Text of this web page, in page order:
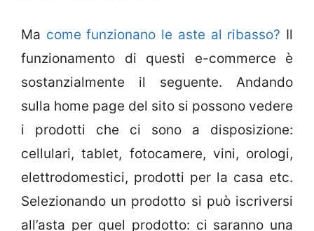
Ma come funzionano le aste al ribasso? Il
funzionamento di questi e-commerce è
sostanzialmente il seguente. Andando
sulla home page del sito si possono vedere
i prodotti che ci sono a disposizione:
cellulari, tablet, fotocamere, vini, orologi,
elettrodomestici, prodotti per la casa etc.
Selezionando un prodotto si può iscriversi
all’asta per quel prodotto: ci saranno una